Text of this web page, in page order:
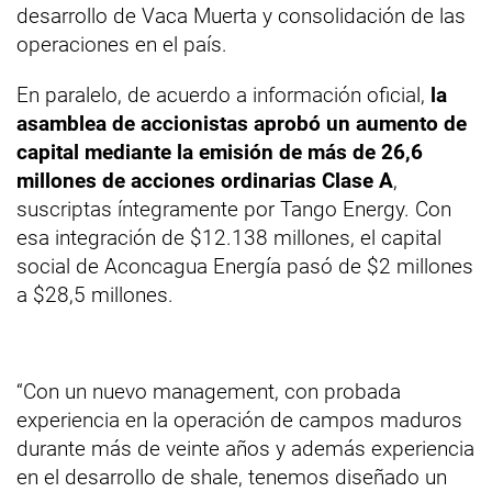
desarrollo de Vaca Muerta y consolidación de las
operaciones en el país.
En paralelo, de acuerdo a información oficial, la
asamblea de accionistas aprobó un aumento de
capital mediante la emisión de más de 26,6
millones de acciones ordinarias Clase A,
suscriptas íntegramente por Tango Energy. Con
esa integración de $12.138 millones, el capital
social de Aconcagua Energía pasó de $2 millones
a $28,5 millones.
“Con un nuevo management, con probada
experiencia en la operación de campos maduros
durante más de veinte años y además experiencia
en el desarrollo de shale, tenemos diseñado un